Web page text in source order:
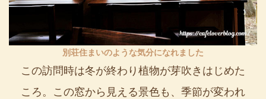
別荘住まいのような気分になれました
この訪問時は冬が終わり植物が芽吹きはじめた
ころ。この窓から見える景色も、季節が変われ